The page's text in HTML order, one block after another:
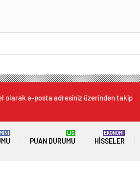
olarak e-posta adresiniz üzerinden takip
PUAN DURUMU
LİG
HISSELER
EKONOMİ